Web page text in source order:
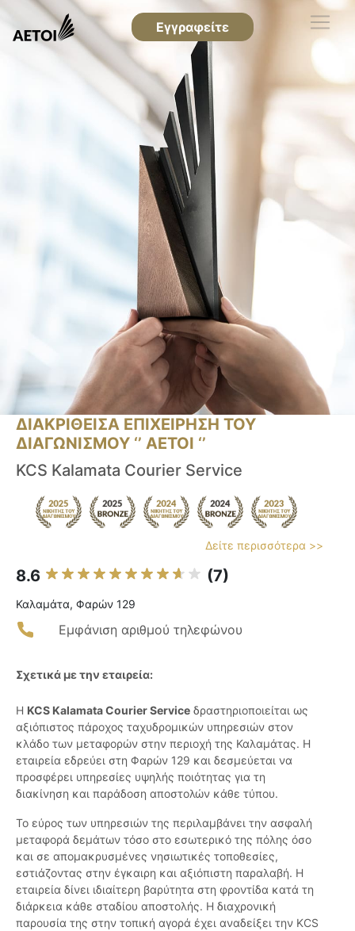
Εγγραφείτε
ΔΙΑΚΡΙΘΕΙΣΑ ΕΠΙΧΕΙΡΗΣΗ ΤΟΥ
ΔΙΑΓΩΝΙΣΜΟΥ ‘’ ΑΕΤΟΙ ‘’
KCS Kalamata Courier Service
Δείτε περισσότερα >>
8.6 (7)
Καλαμάτα, Φαρών 129
Εμφάνιση αριθμού τηλεφώνου
Σχετικά με την εταιρεία:
Η KCS Kalamata Courier Service δραστηριοποιείται ως
αξιόπιστος πάροχος ταχυδρομικών υπηρεσιών στον
κλάδο των μεταφορών στην περιοχή της Καλαμάτας. Η
εταιρεία εδρεύει στη Φαρών 129 και δεσμεύεται να
προσφέρει υπηρεσίες υψηλής ποιότητας για τη
διακίνηση και παράδοση αποστολών κάθε τύπου.
Το εύρος των υπηρεσιών της περιλαμβάνει την ασφαλή
μεταφορά δεμάτων τόσο στο εσωτερικό της πόλης όσο
και σε απομακρυσμένες νησιωτικές τοποθεσίες,
εστιάζοντας στην έγκαιρη και αξιόπιστη παραλαβή. Η
εταιρεία δίνει ιδιαίτερη βαρύτητα στη φροντίδα κατά τη
διάρκεια κάθε σταδίου αποστολής. Η διαχρονική
παρουσία της στην τοπική αγορά έχει αναδείξει την KCS